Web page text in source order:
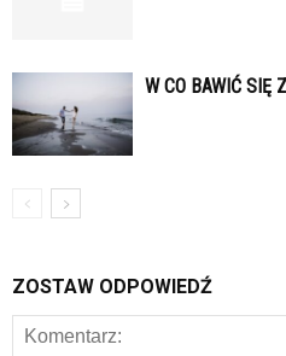
W CO BAWIĆ SIĘ
ZOSTAW ODPOWIEDŹ